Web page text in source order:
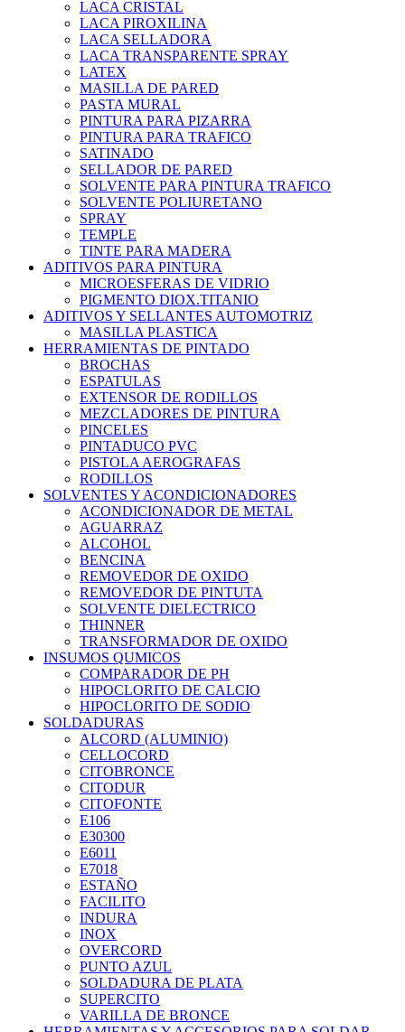
LACA CRISTAL
LACA PIROXILINA
LACA SELLADORA
LACA TRANSPARENTE SPRAY
LATEX
MASILLA DE PARED
PASTA MURAL
PINTURA PARA PIZARRA
PINTURA PARA TRAFICO
SATINADO
SELLADOR DE PARED
SOLVENTE PARA PINTURA TRAFICO
SOLVENTE POLIURETANO
SPRAY
TEMPLE
TINTE PARA MADERA
ADITIVOS PARA PINTURA
MICROESFERAS DE VIDRIO
PIGMENTO DIOX.TITANIO
ADITIVOS Y SELLANTES AUTOMOTRIZ
MASILLA PLASTICA
HERRAMIENTAS DE PINTADO
BROCHAS
ESPATULAS
EXTENSOR DE RODILLOS
MEZCLADORES DE PINTURA
PINCELES
PINTADUCO PVC
PISTOLA AEROGRAFAS
RODILLOS
SOLVENTES Y ACONDICIONADORES
ACONDICIONADOR DE METAL
AGUARRAZ
ALCOHOL
BENCINA
REMOVEDOR DE OXIDO
REMOVEDOR DE PINTUTA
SOLVENTE DIELECTRICO
THINNER
TRANSFORMADOR DE OXIDO
INSUMOS QUMICOS
COMPARADOR DE PH
HIPOCLORITO DE CALCIO
HIPOCLORITO DE SODIO
SOLDADURAS
ALCORD (ALUMINIO)
CELLOCORD
CITOBRONCE
CITODUR
CITOFONTE
E106
E30300
E6011
E7018
ESTAÑO
FACILITO
INDURA
INOX
OVERCORD
PUNTO AZUL
SOLDADURA DE PLATA
SUPERCITO
VARILLA DE BRONCE